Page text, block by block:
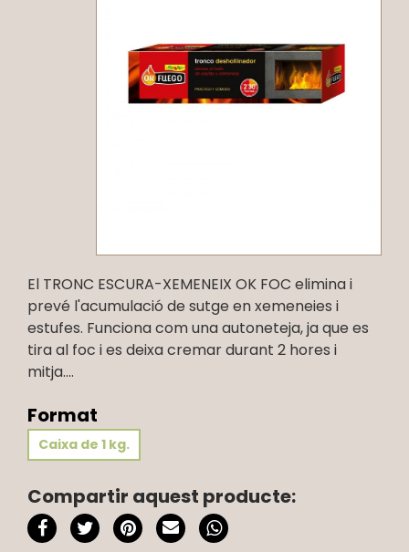
El TRONC ESCURA-XEMENEIX OK FOC elimina i
prevé l'acumulació de sutge en xemeneies i
estufes. Funciona com una autoneteja, ja que es
tira al foc i es deixa cremar durant 2 hores i
mitja....
Format
Caixa de 1 kg.
Compartir aquest producte: